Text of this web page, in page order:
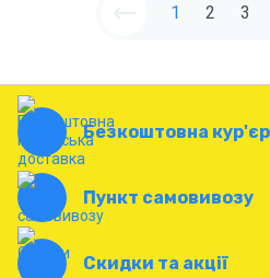
1 2 3
Безкоштовна
Пункт самовивозу
Скидки та акції